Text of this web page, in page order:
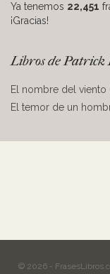
Ya tenemos 22,451
¡Gracias!
Libros de Patrick
El nombre del viento
El temor de un
© 2026 -